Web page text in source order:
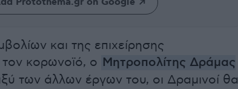
και της επιχείρησης
κορωνοϊό, ο Μητροπολίτης Δράμας
των άλλων έργων του, οι Δραμινοί θα